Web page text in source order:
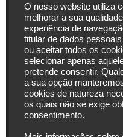
271
Fax. (+351)
229 480
272
*chamada
para rede
fixa
nacional
info@laserbuild.pt
O nosso website utiliza
melhorar a sua
experiência de
titular de dados
ou aceitar todos os
selecionar apenas
pretende consentir.
a sua opção
cookies de natureza
os quais não se exige
consentimento.